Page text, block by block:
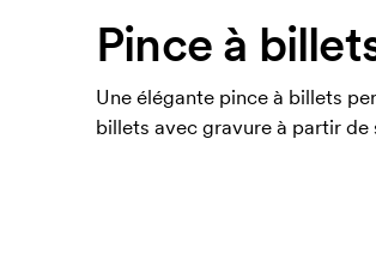
Pince à
Une élégante pince à billets
billets avec gravure à partir de